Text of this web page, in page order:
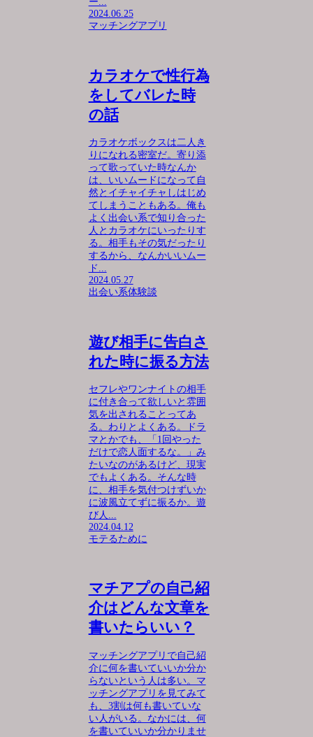
2024.06.25
マッチングアプリ
カラオケで性行為
をしてバレた時
の話
カラオケボックスは二人き
りになれる密室だ。寄り添
って歌っていた時なんか
は、いいムードになって自
然とイチャイチャしはじめ
てしまうこともある。俺も
よく出会い系で知り合った
人とカラオケにいったりす
る。相手もその気だったり
するから、なんかいいムー
ド...
2024.05.27
出会い系体験談
遊び相手に告白さ
れた時に振る方法
セフレやワンナイトの相手
に付き合って欲しいと雰囲
気を出されることってあ
る。わりとよくある。ドラ
マとかでも、「1回やった
だけで恋人面するな。」み
たいなのがあるけど、現実
でもよくある。そんな時
に、相手を気付つけずいか
に波風立てずに振るか。遊
び人...
2024.04.12
モテるために
マチアプの自己紹
介はどんな文章を
書いたらいい？
マッチングアプリで自己紹
介に何を書いていいか分か
らないという人は多い。マ
ッチングアプリを見てみて
も、3割は何も書いていな
い人がいる。なかには、何
を書いていいか分かりませ